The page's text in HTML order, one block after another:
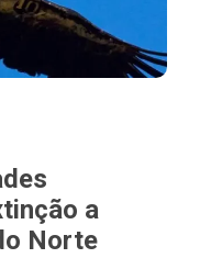
a
Norte